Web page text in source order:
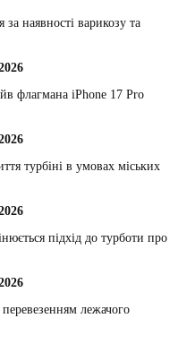
наявності варикозу та
флагмана iPhone 17 Pro
турбіні в умовах міських
підхід до турботи про
лежачого